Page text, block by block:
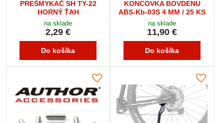
PREŠMYKAČ SH TY-22
HORNÝ ŤAH
na sklade
2,29 €
Do košíka
KONCOVKA BOVDENU
ABS-Kb-03S 4 MM / 25 KS
na sklade
11,90 €
Do košíka